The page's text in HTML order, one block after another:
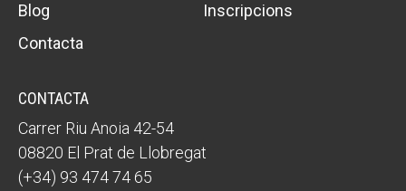
Blog
Inscripcions
Contacta
CONTACTA
Carrer Riu Anoia 42-54
08820 El Prat de Llobregat
(+34) 93 474 74 65